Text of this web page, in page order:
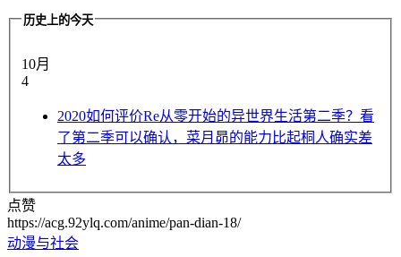
历史上的今天
10月
4
2020如何评价Re从零开始的异世界生活第二季？看
了第二季可以确认，菜月昴的能力比起桐人确实差
太多
点赞
https://acg.92ylq.com/anime/pan-dian-18/
动漫与社会